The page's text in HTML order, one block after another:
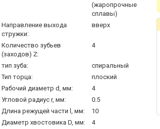
(жаропрочные
сплавы)
Направление выхода
стружки:
вверх
Количество зубьев
(заходов) Z:
4
тип зуба:
спиральный
Тип торца:
плоский
Рабочий диаметр d, мм:
4
Угловой радиус r, мм:
0.5
Длина режущей части l, мм:
10
Диаметр хвостовика D, мм:
4